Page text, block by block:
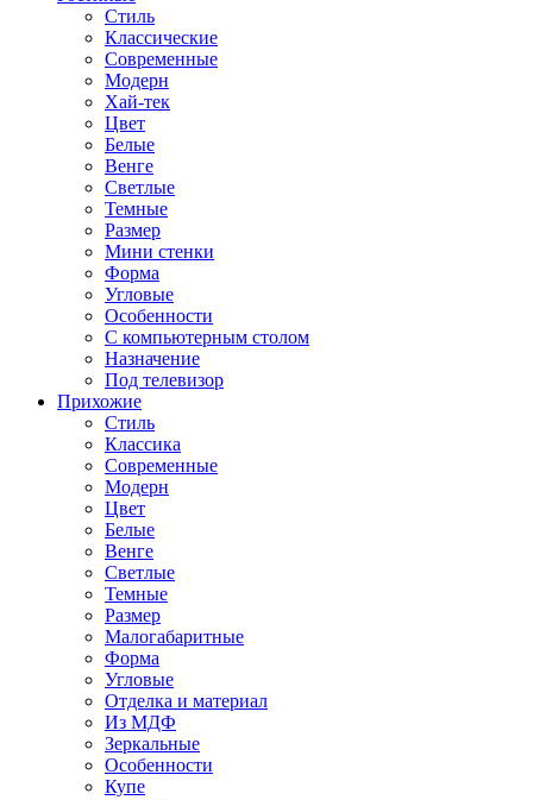
Стиль
Классические
Современные
Модерн
Хай-тек
Цвет
Белые
Венге
Светлые
Темные
Размер
Мини стенки
Форма
Угловые
Особенности
С компьютерным столом
Назначение
Под телевизор
Прихожие
Стиль
Классика
Современные
Модерн
Цвет
Белые
Венге
Светлые
Темные
Размер
Малогабаритные
Форма
Угловые
Отделка и материал
Из МДФ
Зеркальные
Особенности
Купе